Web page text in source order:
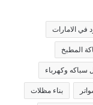
في الامارات
المطبخ
سباكه وكهرباء
بناء مظلات